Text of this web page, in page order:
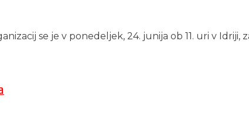
se je v ponedeljek, 24. junija ob 11. uri v Idriji,